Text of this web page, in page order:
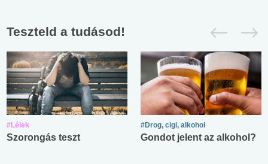
Teszteld a tudásod!
#Lélek
Szorongás teszt
#Drog, cigi, alkohol
Gondot jelent az alkohol?